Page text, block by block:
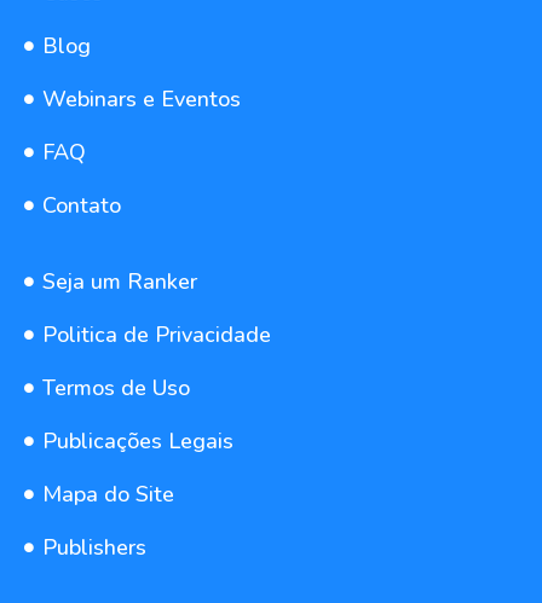
Blog
Webinars e Eventos
FAQ
Contato
Seja um Ranker
Politica de Privacidade
Termos de Uso
Publicações Legais
Mapa do Site
Publishers